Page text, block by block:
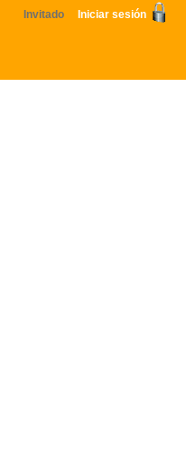
Invitado Iniciar sesión